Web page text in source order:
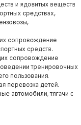
и ядовитых веществ
средствах,
сопровождение
средств.
сопровождение
тренировочных
пользования.
перевозка детей.
автомобили, тягачи с